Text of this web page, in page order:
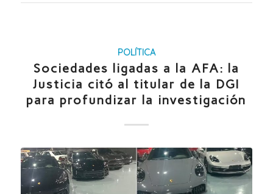
POLÍTICA
Sociedades ligadas a la AFA: la
Justicia citó al titular de la DGI
para profundizar la investigación